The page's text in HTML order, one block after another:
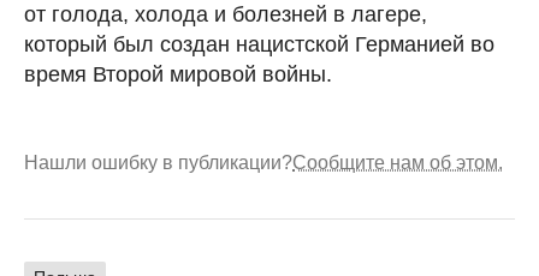
от голода, холода и болезней в лагере,
который был создан нацистской Германией во
время Второй мировой войны.
Нашли ошибку в публикации?Сообщите нам об этом.